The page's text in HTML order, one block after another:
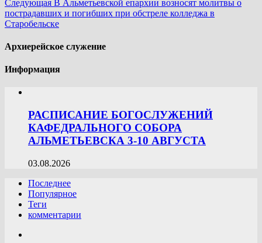
Следующая В Альметьевской епархии возносят молитвы о
пострадавших и погибших при обстреле колледжа в
Старобельске
Архиерейское служение
Информация
РАСПИСАНИЕ БОГОСЛУЖЕНИЙ
КАФЕДРАЛЬНОГО СОБОРА
АЛЬМЕТЬЕВСКА 3-10 АВГУСТА
03.08.2026
Последнее
Популярное
Теги
комментарии